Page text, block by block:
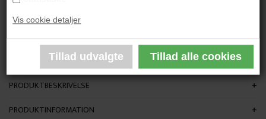
Vis cookie detaljer
18 x 10 cm.
PRODUKTBESKRIVELSE
PRODUKTINFORMATION